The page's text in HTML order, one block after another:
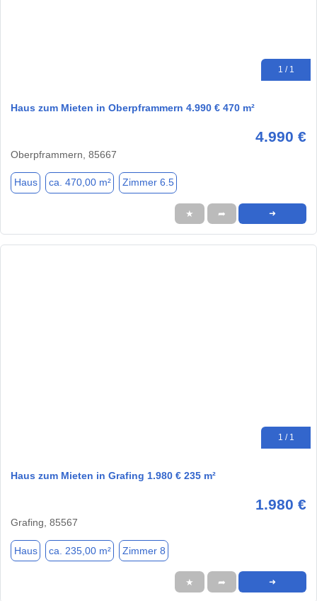
1 / 1
Haus zum Mieten in Oberpframmern 4.990 € 470 m²
4.990 €
Oberpframmern, 85667
Haus ca. 470,00 m² Zimmer 6.5
★ ➦ ➜
1 / 1
Haus zum Mieten in Grafing 1.980 € 235 m²
1.980 €
Grafing, 85567
Haus ca. 235,00 m² Zimmer 8
★ ➦ ➜